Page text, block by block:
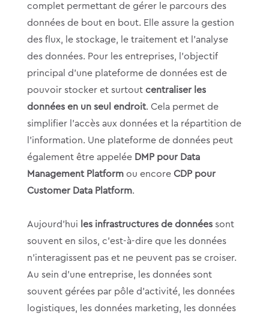
complet permettant de gérer le parcours des
données de bout en bout. Elle assure la gestion
des flux, le stockage, le traitement et l’analyse
des données. Pour les entreprises, l’objectif
principal d’une plateforme de données est de
pouvoir stocker et surtout centraliser les
données en un seul endroit. Cela permet de
simplifier l’accès aux données et la répartition de
l’information. Une plateforme de données peut
également être appelée DMP pour Data
Management Platformou encore CDP pour
Customer Data Platform.
Aujourd’hui les infrastructures de donnéessont
souvent en silos, c’est-à-dire que les données
n’interagissent pas et ne peuvent pas se croiser.
Au sein d’une entreprise, les données sont
souvent gérées par pôle d’activité, les données
logistiques, les données marketing, les données